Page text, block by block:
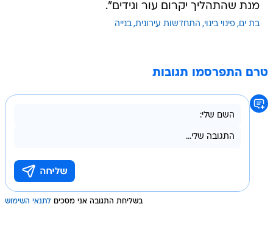
מנת שהתהליך יקרום עור וגידים".
בת ים פינוי בינוי התחדשות עירונית בנייה
טרם התפרסמו תגובות
בשליחת התגובה אני מסכים לתנאי השימוש